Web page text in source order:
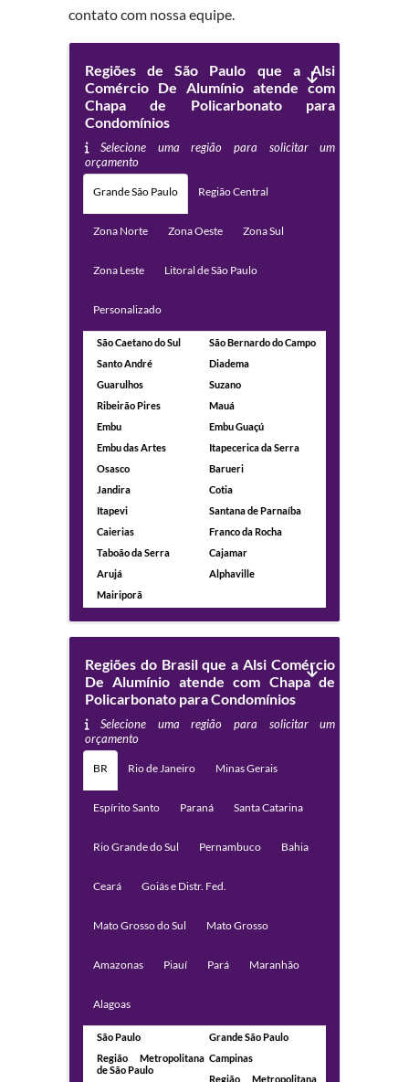
contato com nossa equipe.
Regiões de São Paulo que a Alsi
Comércio De Alumínio atende com
Chapa de Policarbonato para
Condomínios
Selecione uma região para solicitar um
orçamento
Grande São Paulo Região Central
Zona Norte Zona Oeste Zona Sul
Zona Leste Litoral de São Paulo
Personalizado
São Caetano do Sul
São Bernardo do Campo
Santo André
Diadema
Guarulhos
Suzano
Ribeirão Pires
Mauá
Embu
Embu Guaçú
Embu das Artes
Itapecerica da Serra
Osasco
Barueri
Jandira
Cotia
Itapevi
Santana de Parnaíba
Caierias
Franco da Rocha
Taboão da Serra
Cajamar
Arujá
Alphaville
Mairiporã
Regiões do Brasil que a Alsi Comércio
De Alumínio atende com Chapa de
Policarbonato para Condomínios
Selecione uma região para solicitar um
orçamento
BR Rio de Janeiro Minas Gerais
Espírito Santo Paraná Santa Catarina
Rio Grande do Sul Pernambuco Bahia
Ceará Goiás e Distr. Fed.
Mato Grosso do Sul Mato Grosso
Amazonas Piauí Pará Maranhão
Alagoas
São Paulo
Grande São Paulo
Região Metropolitana
de São Paulo
Campinas
Região Metropolitana